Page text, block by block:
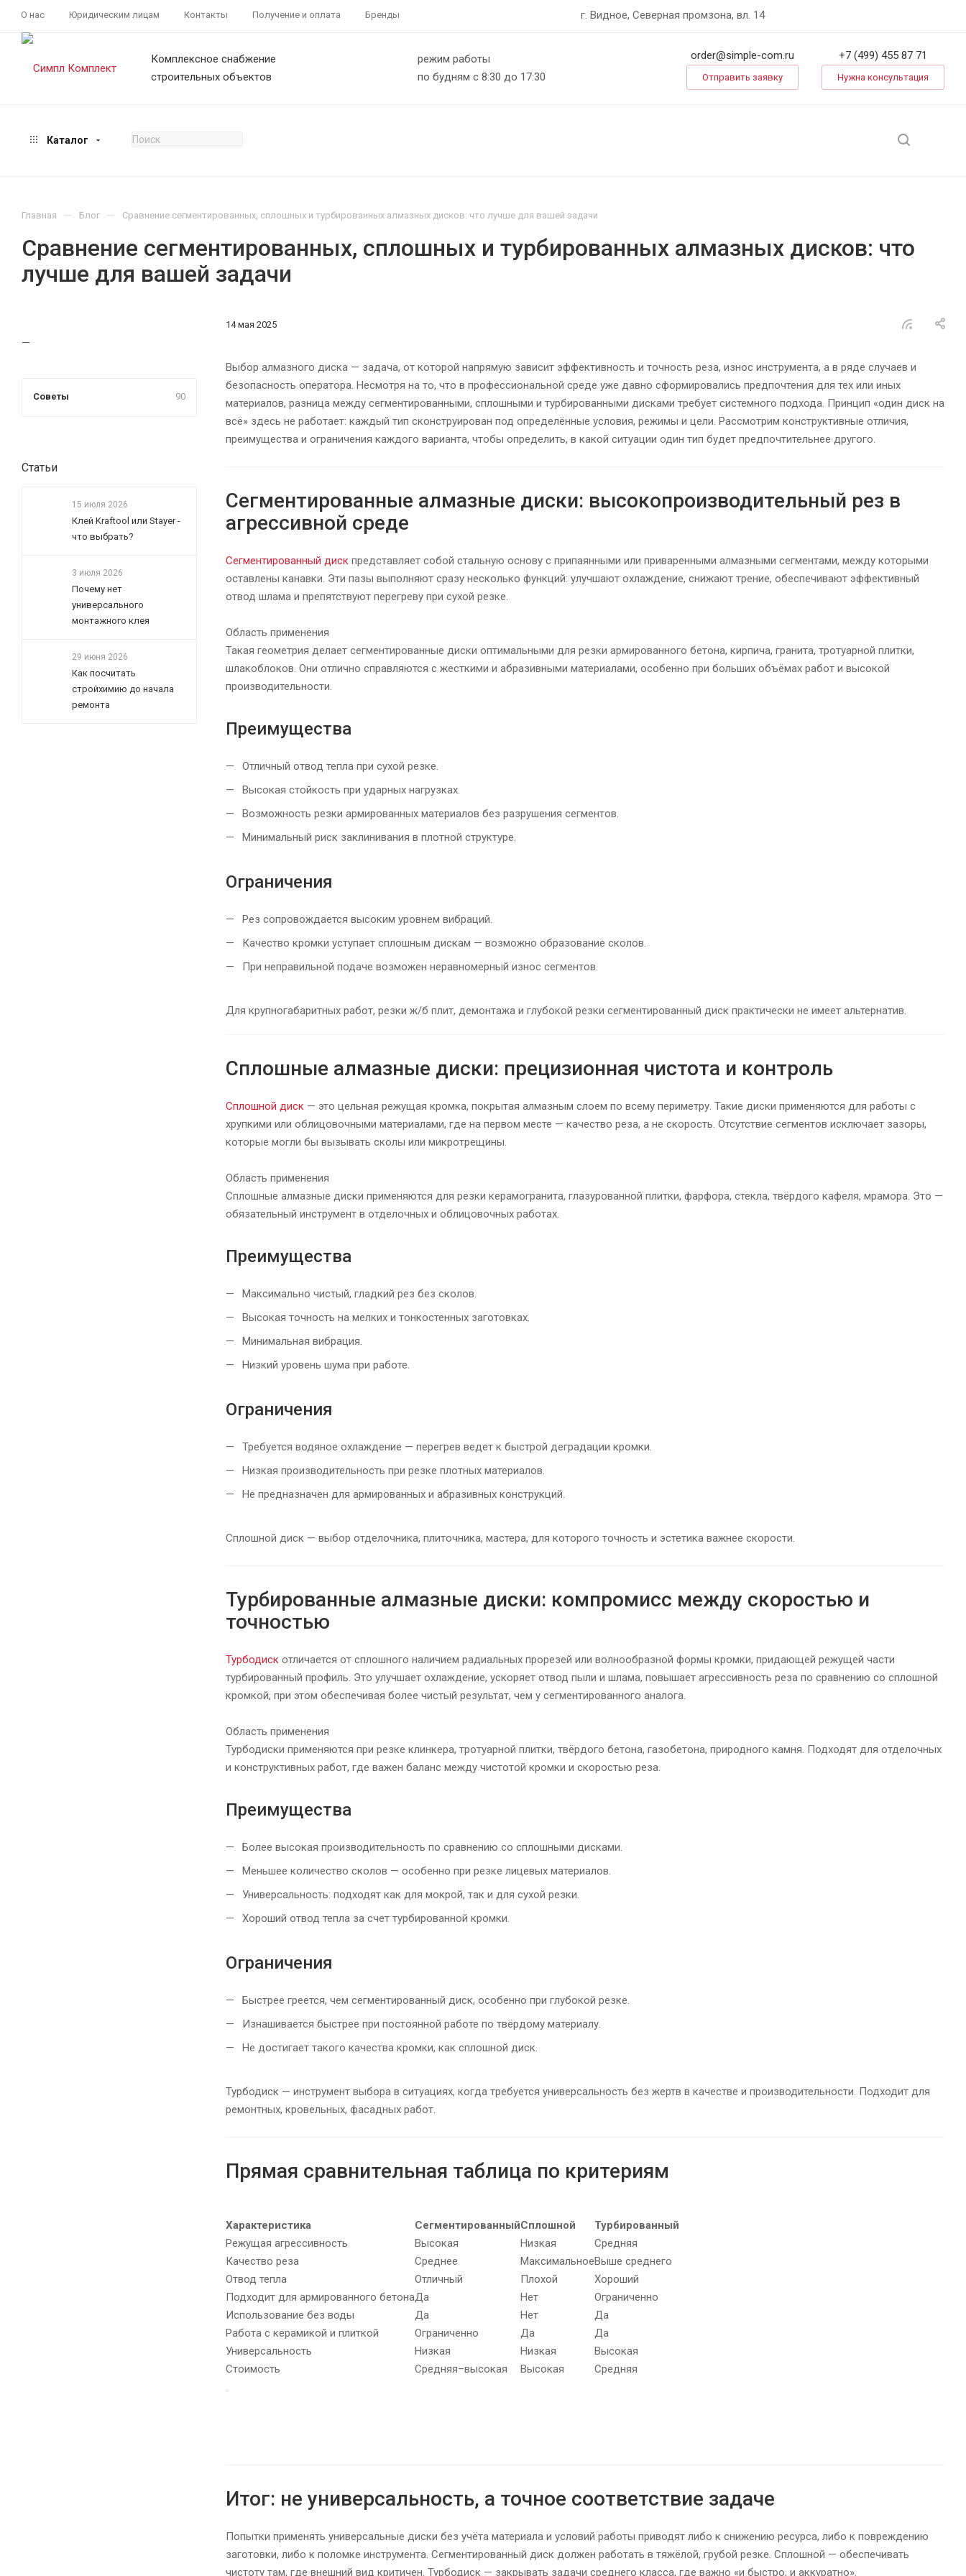
О нас Юридическим лицам Контакты Получение и оплата Бренды г. Видное, Северная промзона, вл. 14
Комплексное снабжение
строительных объектов
режим работы
по будням с 8:30 до 17:30
order@simple-com.ru
Отправить заявку
+7 (499) 455 87 71
Нужна консультация
Каталог
Главная — Блог — Сравнение сегментированных, сплошных и турбированных алмазных дисков: что лучше для вашей задачи
Сравнение сегментированных, сплошных и турбированных алмазных дисков: что
лучше для вашей задачи
14 мая 2025
Выбор алмазного диска — задача, от которой напрямую зависит эффективность и точность реза, износ инструмента, а в ряде случаев и
безопасность оператора. Несмотря на то, что в профессиональной среде уже давно сформировались предпочтения для тех или иных
материалов, разница между сегментированными, сплошными и турбированными дисками требует системного подхода. Принцип «один диск на
всё» здесь не работает: каждый тип сконструирован под определённые условия, режимы и цели. Рассмотрим конструктивные отличия,
преимущества и ограничения каждого варианта, чтобы определить, в какой ситуации один тип будет предпочтительнее другого.
Сегментированные алмазные диски: высокопроизводительный рез в
агрессивной среде
Сегментированный диск представляет собой стальную основу с припаянными или приваренными алмазными сегментами, между которыми
оставлены канавки. Эти пазы выполняют сразу несколько функций: улучшают охлаждение, снижают трение, обеспечивают эффективный
отвод шлама и препятствуют перегреву при сухой резке.
Область применения
Такая геометрия делает сегментированные диски оптимальными для резки армированного бетона, кирпича, гранита, тротуарной плитки,
шлакоблоков. Они отлично справляются с жесткими и абразивными материалами, особенно при больших объёмах работ и высокой
производительности.
Преимущества
Отличный отвод тепла при сухой резке.
Высокая стойкость при ударных нагрузках.
Возможность резки армированных материалов без разрушения сегментов.
Минимальный риск заклинивания в плотной структуре.
Ограничения
Рез сопровождается высоким уровнем вибраций.
Качество кромки уступает сплошным дискам — возможно образование сколов.
При неправильной подаче возможен неравномерный износ сегментов.
Для крупногабаритных работ, резки ж/б плит, демонтажа и глубокой резки сегментированный диск практически не имеет альтернатив.
Сплошные алмазные диски: прецизионная чистота и контроль
Сплошной диск — это цельная режущая кромка, покрытая алмазным слоем по всему периметру. Такие диски применяются для работы с
хрупкими или облицовочными материалами, где на первом месте — качество реза, а не скорость. Отсутствие сегментов исключает зазоры,
которые могли бы вызывать сколы или микротрещины.
Область применения
Сплошные алмазные диски применяются для резки керамогранита, глазурованной плитки, фарфора, стекла, твёрдого кафеля, мрамора. Это —
обязательный инструмент в отделочных и облицовочных работах.
Преимущества
Максимально чистый, гладкий рез без сколов.
Высокая точность на мелких и тонкостенных заготовках.
Минимальная вибрация.
Низкий уровень шума при работе.
Ограничения
Требуется водяное охлаждение — перегрев ведет к быстрой деградации кромки.
Низкая производительность при резке плотных материалов.
Не предназначен для армированных и абразивных конструкций.
Сплошной диск — выбор отделочника, плиточника, мастера, для которого точность и эстетика важнее скорости.
Турбированные алмазные диски: компромисс между скоростью и
точностью
Турбодиск отличается от сплошного наличием радиальных прорезей или волнообразной формы кромки, придающей режущей части
турбированный профиль. Это улучшает охлаждение, ускоряет отвод пыли и шлама, повышает агрессивность реза по сравнению со сплошной
кромкой, при этом обеспечивая более чистый результат, чем у сегментированного аналога.
Область применения
Турбодиски применяются при резке клинкера, тротуарной плитки, твёрдого бетона, газобетона, природного камня. Подходят для отделочных
и конструктивных работ, где важен баланс между чистотой кромки и скоростью реза.
Преимущества
Более высокая производительность по сравнению со сплошными дисками.
Меньшее количество сколов — особенно при резке лицевых материалов.
Универсальность: подходят как для мокрой, так и для сухой резки.
Хороший отвод тепла за счет турбированной кромки.
Ограничения
Быстрее греется, чем сегментированный диск, особенно при глубокой резке.
Изнашивается быстрее при постоянной работе по твёрдому материалу.
Не достигает такого качества кромки, как сплошной диск.
Турбодиск — инструмент выбора в ситуациях, когда требуется универсальность без жертв в качестве и производительности. Подходит для
ремонтных, кровельных, фасадных работ.
Прямая сравнительная таблица по критериям
Характеристика СегментированныйСплошной
Турбированный
Режущая агрессивность
Высокая Низкая
Средняя
Качество реза
Среднее МаксимальноеВыше среднего
Отвод тепла
Отличный Плохой
Хороший
Подходит для армированного бетонаДа Нет
Ограниченно
Использование без воды
Да Нет
Да
Работа с керамикой и плиткой
Ограниченно Да
Да
Универсальность
Низкая Низкая
Высокая
Стоимость
Средняя–высокая Высокая Средняя
Итог: не универсальность, а точное соответствие задаче
Попытки применять универсальные диски без учёта материала и условий работы приводят либо к снижению ресурса, либо к повреждению
заготовки, либо к поломке инструмента. Сегментированный диск должен работать в тяжёлой, грубой резке. Сплошной — обеспечивать
чистоту там, где внешний вид критичен. Турбодиск — закрывать задачи среднего класса, где важно «и быстро, и аккуратно».
Советы 90
Статьи
15 июля 2026
Клей Kraftool или Stayer -
что выбрать?
3 июля 2026
Почему нет
универсального
монтажного клея
29 июня 2026
Как посчитать
стройхимию до начала
ремонта